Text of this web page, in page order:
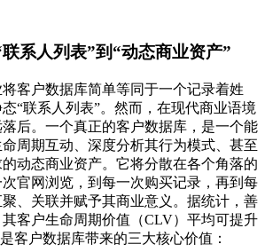
系人列表”到“动态商业资产”
客户数据库简单等同于一个记录着姓
“联系人列表”。然而，在现代商业语境
后。一个真正的客户数据库，是一个能
周期互动、深度分析其行为模式、甚至
动态商业资产。它将分散在各个角落的
官网浏览，到每一次购买记录，再到每
、关联并赋予其商业意义。据统计，善
客户生命周期价值（CLV）平均可提升
客户数据库带来的三大核心价值：